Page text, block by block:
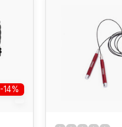
-14%